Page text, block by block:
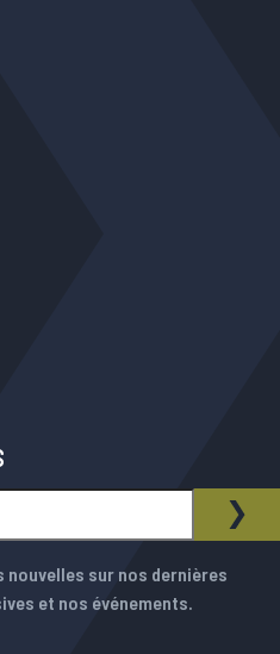
sur nos dernières
et nos événements.